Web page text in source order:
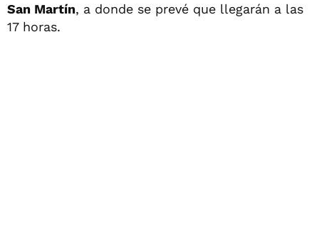
San Martín, a donde se prevé que llegarán a las
17 horas.